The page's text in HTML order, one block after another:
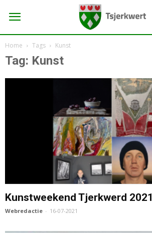
Home Tags Kunst
Tag: Kunst
Kunstweekend Tjerkwerd 2021
Webredactie - 16-07-2021